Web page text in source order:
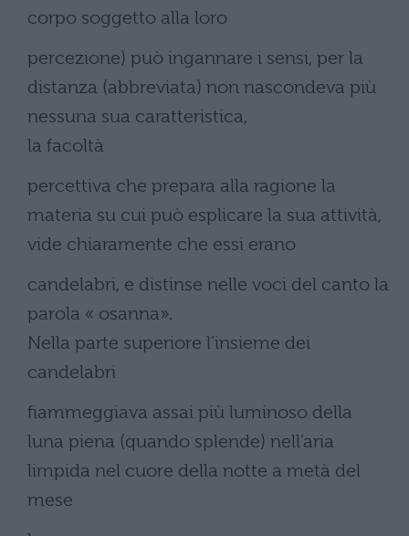
corpo soggetto alla loro
percezione) può ingannare i sensi, per la
distanza (abbreviata) non nascondeva più
nessuna sua caratteristica,
la facoltà
percettiva che prepara alla ragione la
materia su cui può esplicare la sua attività,
vide chiaramente che essi erano
candelabri, e distinse nelle voci del canto la
parola « osanna».
Nella parte superiore l’insieme dei
candelabri
fiammeggiava assai più luminoso della
luna piena (quando splende) nell’aria
limpida nel cuore della notte a metà del
mese